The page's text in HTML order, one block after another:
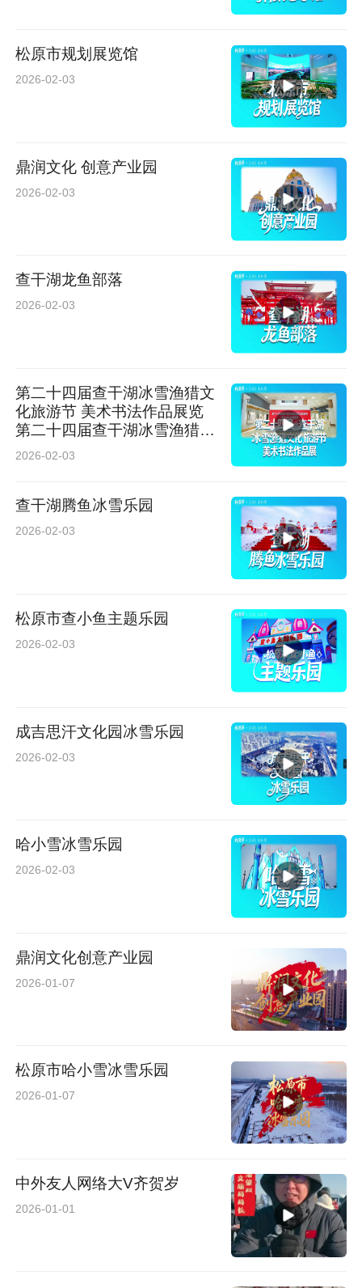
松原市规划展览馆
2026-02-03
鼎润文化 创意产业园
2026-02-03
查干湖龙鱼部落
2026-02-03
第二十四届查干湖冰雪渔猎文
化旅游节 美术书法作品展览
第二十四届查干湖冰雪渔猎文
化旅游节美术书法作品展
2026-02-03
查干湖腾鱼冰雪乐园
2026-02-03
松原市查小鱼主题乐园
2026-02-03
成吉思汗文化园冰雪乐园
2026-02-03
哈小雪冰雪乐园
2026-02-03
鼎润文化创意产业园
2026-01-07
松原市哈小雪冰雪乐园
2026-01-07
中外友人网络大V齐贺岁
2026-01-01